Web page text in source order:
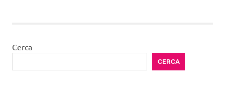
Cerca
CERCA